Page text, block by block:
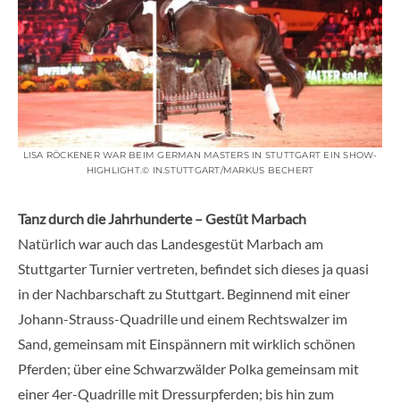
LISA RÖCKENER WAR BEIM GERMAN MASTERS IN STUTTGART EIN SHOW-
HIGHLIGHT.© IN.STUTTGART/MARKUS BECHERT
Tanz durch die Jahrhunderte – Gestüt Marbach
Natürlich war auch das Landesgestüt Marbach am
Stuttgarter Turnier vertreten, befindet sich dieses ja quasi
in der Nachbarschaft zu Stuttgart. Beginnend mit einer
Johann-Strauss-Quadrille und einem Rechtswalzer im
Sand, gemeinsam mit Einspännern mit wirklich schönen
Pferden; über eine Schwarzwälder Polka gemeinsam mit
einer 4er-Quadrille mit Dressurpferden; bis hin zum